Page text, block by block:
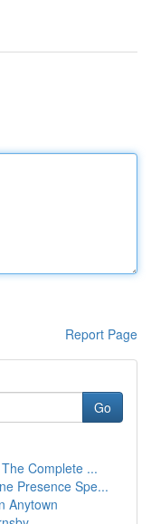
Report Page
Go
Complete ...
Presence Spe...
Anytown